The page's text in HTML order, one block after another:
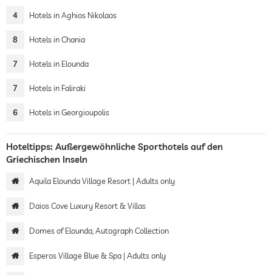
4 Hotels in Aghios Nikolaos
8 Hotels in Chania
7 Hotels in Elounda
7 Hotels in Faliraki
6 Hotels in Georgioupolis
Hoteltipps: Außergewöhnliche Sporthotels auf den
Griechischen Inseln
Aquila Elounda Village Resort | Adults only
Daios Cove Luxury Resort & Villas
Domes of Elounda, Autograph Collection
Esperos Village Blue & Spa | Adults only